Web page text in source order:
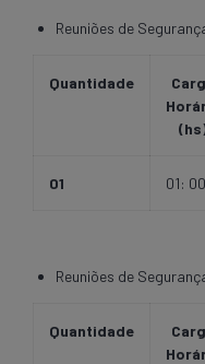
Reuniões de
Quantidade
01 01: 00
Reuniões de
Quantidade